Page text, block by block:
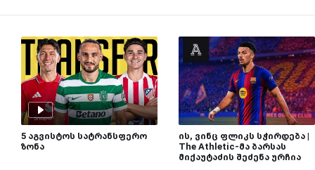
5 აგვისტოს სატრანსფერო
ზონა
ის, ვინც ფლიკს სჭირდება |
The Athletic-მა ბარსას
მიქაუტაძის შეძენა ურჩია